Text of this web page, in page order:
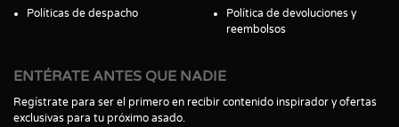
Políticas de despacho
Política de devoluciones y
reembolsos
ENTÉRATE ANTES QUE NADIE
Regístrate para ser el primero en recibir contenido inspirador y ofertas
exclusivas para tu próximo asado.